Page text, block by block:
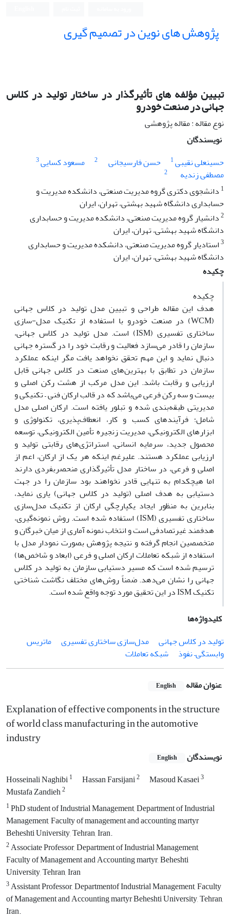
پژوهش های نوین در تصمیم گیری
تبیین مؤلفه های تأثیرگذار در ساختار تولید در کلاس
جهانی در صنعت خودرو
نوع مقاله : مقاله پژوهشی
نویسندگان
حسینعلی نقیبی1 حسن فارسیجانی 2 مسعود کسایی3
مصطفی زندیه
2
1 دانشجوی دکتری گروه مدیریت صنعتی، دانشکده مدیریت و
حسابداری دانشگاه شهید بهشتی، تهران، ایران
2دانشیار گروه مدیریت صنعتی، دانشکده مدیریت و حسابداری
دانشگاه شهید بهشتی، تهران، ایران
3استادیار گروه مدیریت صنعتی، دانشکده مدیریت و حسابداری
دانشگاه شهید بهشتی، تهران، ایران
چکیده
چکیده
هدف این مقاله طراحی و تبیین مدل تولید در کلاس جهانی
(WCM) در صنعت خودرو با استفاده از تکنیک مدل-سازی
ساختاری تفسیری (ISM) است. مدل تولید در کلاس جهانی،
سازمان را قادر می‌سازد فعالیت و رقابت خود را در گستره جهانی
دنبال نماید و این مهم تحقق نخواهد یافت مگر اینکه عملکرد
سازمان در تطابق با بهترین‌های صنعت در کلاس جهانی قابل
ارزیابی و رقابت باشد. این مدل مرکب از هشت رکن اصلی و
بیست و سه رکن فرعی می‌باشد که در قالب ارکان فنی – تکنیکی و
مدیریتی طبقه‌بندی شده و تبلور یافته است. ارکان اصلی مدل
شامل؛ فرآیندهای کسب و کار، انعطاف‌پذیری، تکنولوژی و
ابزارهای الکترونیکی، مدیریت زنجیره تأمین الکترونیکی، توسعه
محصول جدید، سرمایه انسانی، استراتژی‌های رقابتی تولید و
ارزیابی عملکرد هستند. علیرغم اینکه هر یک از ارکان، اعم از
اصلی و فرعی، در ساختار مدل تأثیرگذاری منحصربفردی دارند
اما هیچکدام به تنهایی قادر نخواهند بود سازمان را در جهت
دستیابی به هدف اصلی (تولید در کلاس جهانی) یاری نماید،
بنابرین به منظور ایجاد یکپارچگی ارکان از تکنیک مدل‌سازی
ساختاری تفسیری (ISM) استفاده شده است. روش نمونه‌گیری،
هدفمند غیرتصادفی است و انتخاب نمونه آماری از میان خبرگان و
متخصصین انجام گرفته و نتیجه پژوهش بصورت نمودار مدل با
استفاده از شبکه تعاملات ارکان اصلی و فرعی (ابعاد و شاخص‌ها)
ترسیم شده است که مسیر دستیابی سازمان به تولید در کلاس
جهانی را نشان می‌دهد. ضمناً روش‌های مختلف نگاشت شناختی
تکنیک ISM در این تحقیق مورد توجه واقع شده است.
کلیدواژه‌ها
تولید در کلاس جهانی
مدل‌سازی ساختاری تفسیری
ماتریس
وابستگی– نفوذ
شبکه تعاملات
عنوان مقاله English
Explanation of effective components in the structure
of world class manufacturing in the automotive
industry
نویسندگان English
Hosseinali Naghibi1 Hassan Farsijani2 Masoud Kasaei3
Mustafa Zandieh2
1PhD student of Industrial Management, Department of Industrial
Management, Faculty of management and accounting martyr
Beheshti University, Tehran, Iran.
2Associate Professor, Department of Industrial Management,
Faculty of Management and Accounting martyr, Beheshti
University, Tehran, Iran
3Assistant Professor, Departmentof Industrial Management, Faculty
of Management and Accounting martyr Beheshti University, Tehran,
Iran.